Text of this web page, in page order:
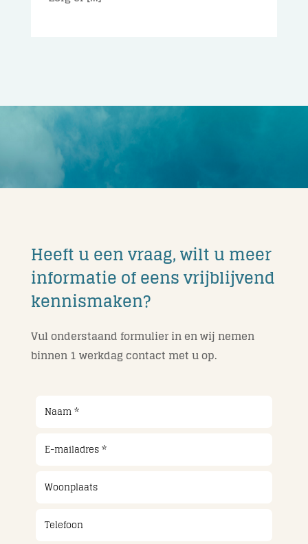
Heeft u een vraag, wilt u meer
informatie of eens vrijblijvend
kennismaken?
Vul onderstaand formulier in en wij nemen
binnen 1 werkdag contact met u op.